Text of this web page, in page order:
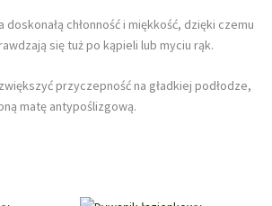
doskonałą chłonność i miękkość, dzięki czemu
się tuż po kąpieli lub myciu rąk.
przyczepność na gładkiej podłodze,
matę antypoślizgową.